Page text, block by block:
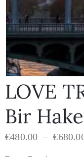
LOVE
Bir
€480.00 – €